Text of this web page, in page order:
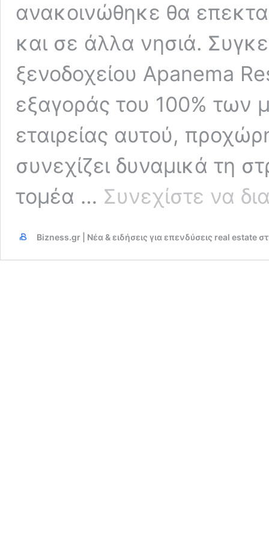
ανακοινώθηκε θα
και σε άλλα νησιά.
ξενοδοχείου Apanema
εξαγοράς του 100% των
εταιρείας αυτού,
συνεχίζει δυναμικά τη
τομέα … Συνεχίστε να
Bizness.gr | Νέα & ειδήσεις για επενδύσεις real estate